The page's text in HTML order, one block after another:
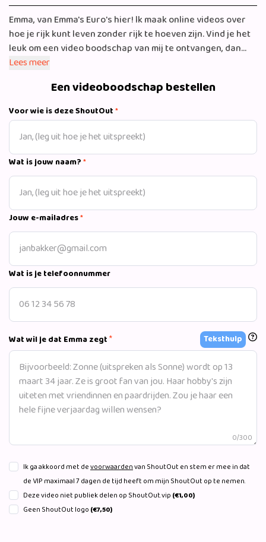
Emma, van Emma's Euro's hier! lk maak online videos over
hoe je rijk kunt leven zonder rijk te hoeven zijn. Vind je het
leuk om een video boodschap van mij te ontvangen, dan
hoor ik het graag.
Lees meer
Een videoboodschap bestellen
Voor wie is deze ShoutOut*
Wat is jouw naam?*
Jouw e-mailadres*
Wat is je telefoonnummer
Wat wil je dat Emma zegt* Teksthulp
0/300
Ik ga akkoord met devoorwaardenvan ShoutOut en stem er mee in dat
de VIP maximaal 7 dagen de tijd heeft om mijn ShoutOut op te nemen.
Deze video niet publiek delen op ShoutOut.vip (€1,00)
Geen ShoutOut logo (€7,50)